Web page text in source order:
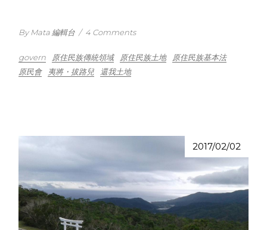
By Mata 編輯台 / 4 Comments
govern 原住民族傳統領域 原住民族土地
原住民族基本法
原民會
夷將・拔路兒 還我土地
2017/02/02